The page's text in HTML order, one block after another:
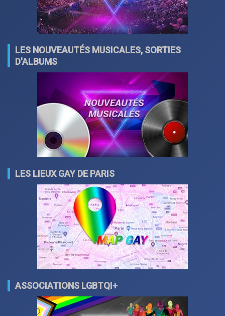
LES NOUVEAUTÉS MUSICALES, SORTIES
D'ALBUMS
LES LIEUX GAY DE PARIS
ASSOCIATIONS LGBTQI+